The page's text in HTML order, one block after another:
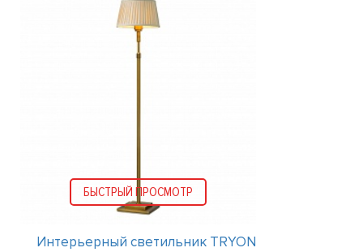
БЫСТРЫЙ ПРОСМОТР
Интерьерный светильник TRYON